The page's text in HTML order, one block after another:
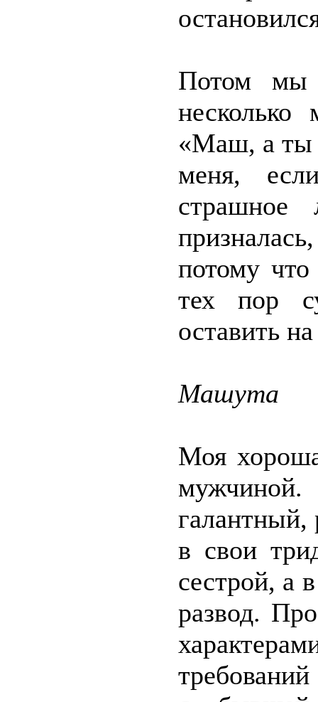
Потом мы
несколько
«Маш, а ты
меня,
потому
тех пор
оставить
Машута
Моя
галантный,
в свои
сестрой, а
развод.